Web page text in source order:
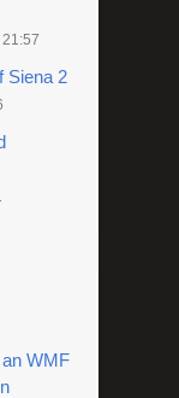
Siena 2
WMF